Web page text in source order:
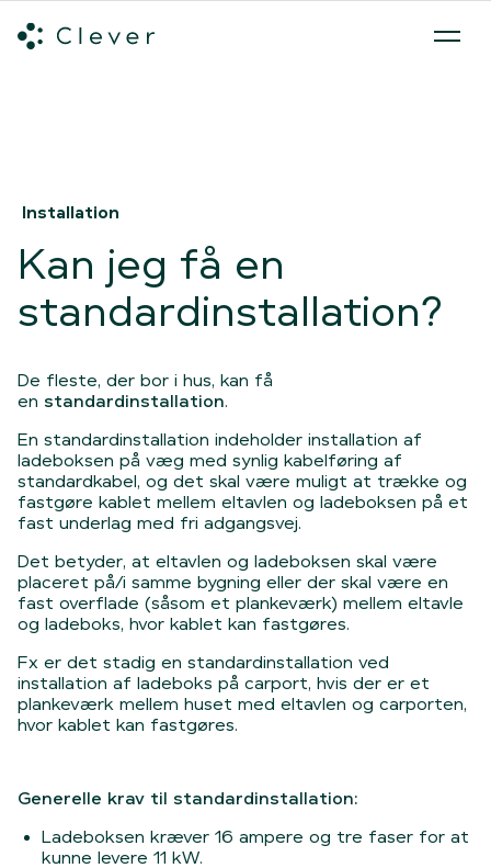
Installation
Kan jeg få en
standardinstallation?
De fleste, der bor i hus, kan få
en standardinstallation.
En standardinstallation indeholder installation af
ladeboksen på væg med synlig kabelføring af
standardkabel, og det skal være muligt at trække og
fastgøre kablet mellem eltavlen og ladeboksen på et
fast underlag med fri adgangsvej.
Det betyder, at eltavlen og ladeboksen skal være
placeret på/i samme bygning eller der skal være en
fast overflade (såsom et plankeværk) mellem eltavle
og ladeboks, hvor kablet kan fastgøres.
Fx er det stadig en standardinstallation ved
installation af ladeboks på carport, hvis der er et
plankeværk mellem huset med eltavlen og carporten,
hvor kablet kan fastgøres.
Generelle krav til standardinstallation:
Ladeboksen kræver 16 ampere og tre faser for at
kunne levere 11 kW.